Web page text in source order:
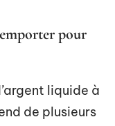
pour
liquide à
de plusieurs